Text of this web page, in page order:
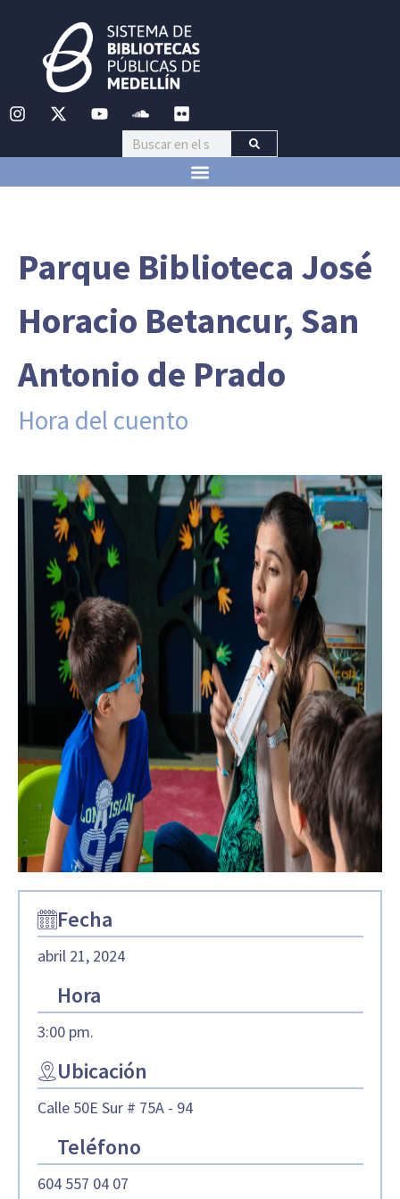
Parque Biblioteca José
Horacio Betancur, San
Antonio de Prado
Hora del cuento
Fecha
abril 21, 2024
Hora
3:00 pm.
Ubicación
Calle 50E Sur # 75A - 94
Teléfono
604 557 04 07